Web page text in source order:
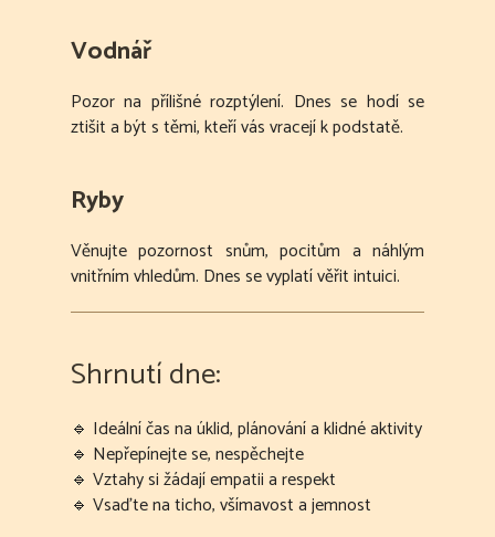
Vodnář
Pozor na přílišné rozptýlení. Dnes se hodí se
ztišit a být s těmi, kteří vás vracejí k podstatě.
Ryby
Věnujte pozornost snům, pocitům a náhlým
vnitřním vhledům. Dnes se vyplatí věřit intuici.
Shrnutí dne:
🔹 Ideální čas na úklid, plánování a klidné aktivity
🔹 Nepřepínejte se, nespěchejte
🔹 Vztahy si žádají empatii a respekt
🔹 Vsaďte na ticho, všímavost a jemnost